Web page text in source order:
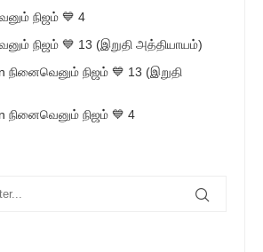
நிஜம் 💙 4
நிஜம் 💙 13 (இறுதி அத்தியாயம்)
நினைவெனும் நிஜம் 💙 13 (இறுதி
நினைவெனும் நிஜம் 💙 4